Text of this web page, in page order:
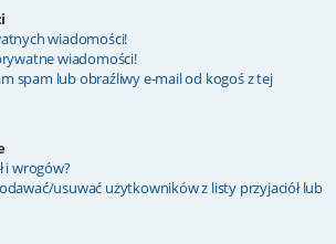
wiadomości!
wiadomości!
spam lub obraźliwy e-mail od kogoś z tej
i wrogów?
usuwać użytkowników z listy przyjaciół lub